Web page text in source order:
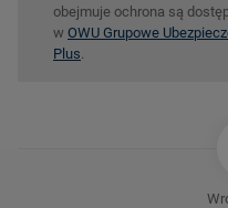
obejmuje ochrona są
w OWU Grupowe
Plus